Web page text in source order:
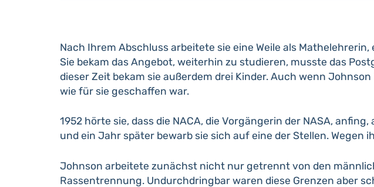
Nach Ihrem Abschluss arbeitete sie eine Weile als
Sie bekam das Angebot, weiterhin zu studieren, musste das
dieser Zeit bekam sie außerdem drei Kinder. Auch wenn
wie für sie geschaffen war.
1952 hörte sie, dass die NACA, die Vorgängerin der NASA,
und ein Jahr später bewarb sie sich auf eine der Stellen.
Johnson arbeitete zunächst nicht nur getrennt von den
Rassentrennung. Undurchdringbar waren diese Grenzen aber